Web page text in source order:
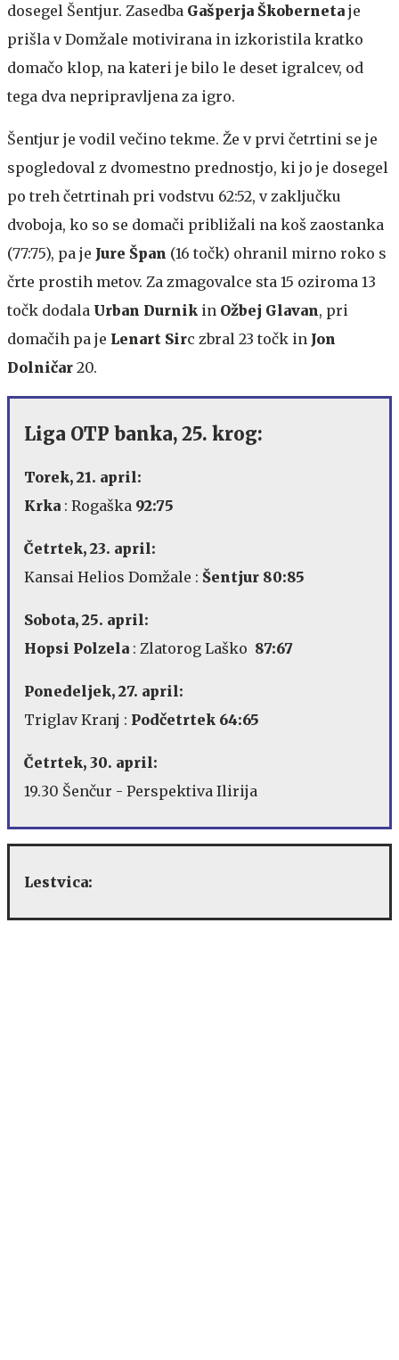
dosegel Šentjur. Zasedba Gašperja Škoberneta je
prišla v Domžale motivirana in izkoristila kratko
domačo klop, na kateri je bilo le deset igralcev, od
tega dva nepripravljena za igro.
Šentjur je vodil večino tekme. Že v prvi četrtini se je
spogledoval z dvomestno prednostjo, ki jo je dosegel
po treh četrtinah pri vodstvu 62:52, v zaključku
dvoboja, ko so se domači približali na koš zaostanka
(77:75), pa je Jure Špan (16 točk) ohranil mirno roko s
črte prostih metov. Za zmagovalce sta 15 oziroma 13
točk dodala Urban Durnik in Ožbej Glavan, pri
domačih pa je Lenart Sirc zbral 23 točk in Jon
Dolničar 20.
Liga OTP banka, 25. krog:
Torek, 21. april:
Krka : Rogaška 92:75
Četrtek, 23. april:
Kansai Helios Domžale : Šentjur 80:85
Sobota, 25. april:
Hopsi Polzela : Zlatorog Laško 87:67
Ponedeljek, 27. april:
Triglav Kranj : Podčetrtek 64:65
Četrtek, 30. april:
19.30 Šenčur - Perspektiva Ilirija
Lestvica: